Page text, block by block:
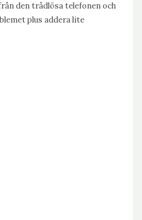
den trådlösa telefonen och
plus addera lite